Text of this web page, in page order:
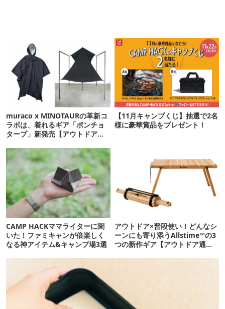
muraco x MINOTAURの革新コ
ラボは、着れるギア「ポンチョ
タープ」新発売【アウトドア通
【11月キャンプくじ】抽選で2名
様に豪華賞品をプレゼント！
CAMP HACKママライターに聞
いた！ファミキャンが倍楽しく
なる神アイテム&キャンプ場3選
アウトドア×普段使い！どんなシ
ーンにも寄り添うAllstime™の3
つの新作ギア【アウトドア通